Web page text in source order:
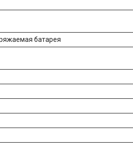
батарея